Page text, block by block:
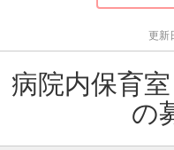
更新
病院内保育室
の